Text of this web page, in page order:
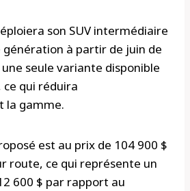
son SUV intermédiaire
génération à partir de juin de
seule variante disponible
qui réduira
la gamme.
est au prix de 104 900 $
route, ce qui représente un
600 $ par rapport au